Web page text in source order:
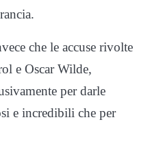
che le accuse rivolte
e Oscar Wilde,
per darle
e incredibili che per